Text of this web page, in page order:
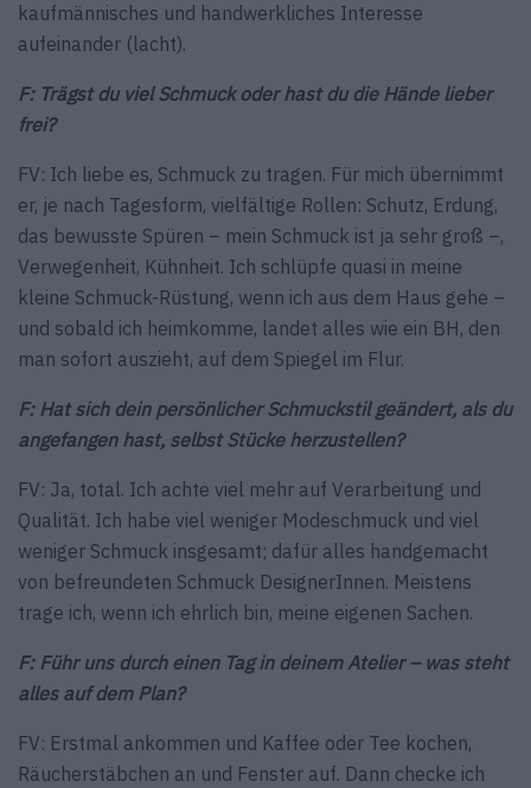
kaufmännisches und handwerkliches Interesse
aufeinander (lacht).
F: Trägst du viel Schmuck oder hast du die Hände lieber
frei?
FV: Ich liebe es, Schmuck zu tragen. Für mich übernimmt
er, je nach Tagesform, vielfältige Rollen: Schutz, Erdung,
das bewusste Spüren – mein Schmuck ist ja sehr groß –,
Verwegenheit, Kühnheit. Ich schlüpfe quasi in meine
kleine Schmuck-Rüstung, wenn ich aus dem Haus gehe –
und sobald ich heimkomme, landet alles wie ein BH, den
man sofort auszieht, auf dem Spiegel im Flur.
F: Hat sich dein persönlicher Schmuckstil geändert, als du
angefangen hast, selbst Stücke herzustellen?
FV: Ja, total. Ich achte viel mehr auf Verarbeitung und
Qualität. Ich habe viel weniger Modeschmuck und viel
weniger Schmuck insgesamt; dafür alles handgemacht
von befreundeten Schmuck DesignerInnen. Meistens
trage ich, wenn ich ehrlich bin, meine eigenen Sachen.
F: Führ uns durch einen Tag in deinem Atelier – was steht
alles auf dem Plan?
FV: Erstmal ankommen und Kaffee oder Tee kochen,
Räucherstäbchen an und Fenster auf. Dann checke ich